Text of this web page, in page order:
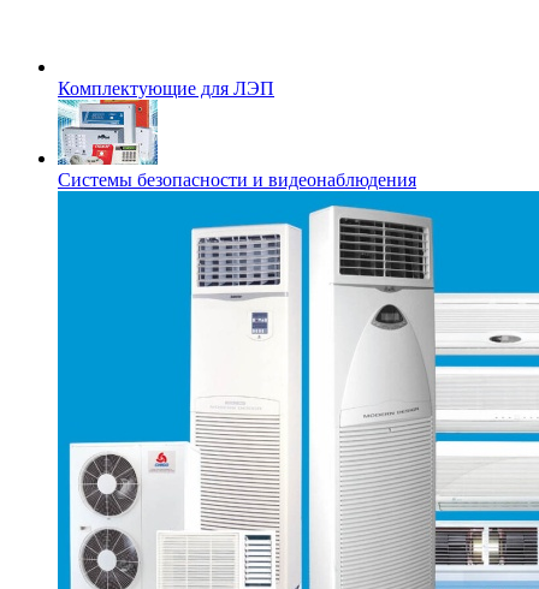
Комплектующие для ЛЭП
Системы безопасности и видеонаблюдения